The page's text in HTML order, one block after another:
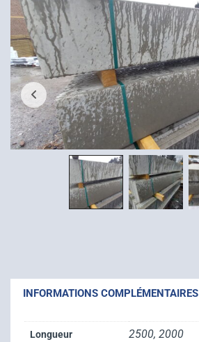
INFORMATIONS COMPLÉMENTAIRES
Longueur 2500, 2000